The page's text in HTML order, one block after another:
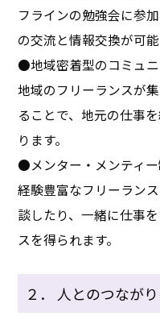
フラインの勉強会に参
の交流と情報交換が可能
●地域密着型のコミュニ
地域のフリーランスが
ることで、地元の仕事
ります。
●メンター・メンティ
経験豊富なフリーラン
談したり、一緒に仕事
スを得られます。
２． 人とのつなが